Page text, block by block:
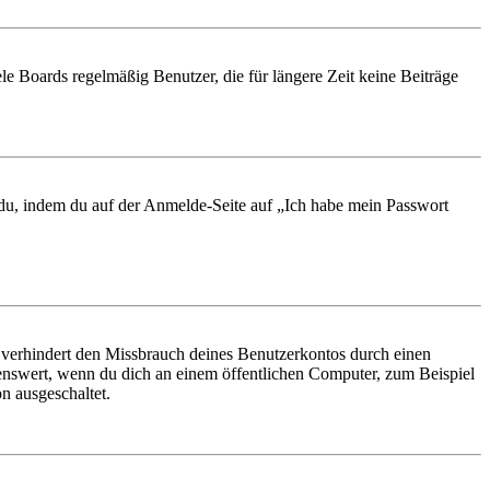
Boards regelmäßig Benutzer, die für längere Zeit keine Beiträge
indem du auf der Anmelde-Seite auf „Ich habe mein Passwort
den Missbrauch deines Benutzerkontos durch einen
wenn du dich an einem öffentlichen Computer, zum Beispiel
ausgeschaltet.